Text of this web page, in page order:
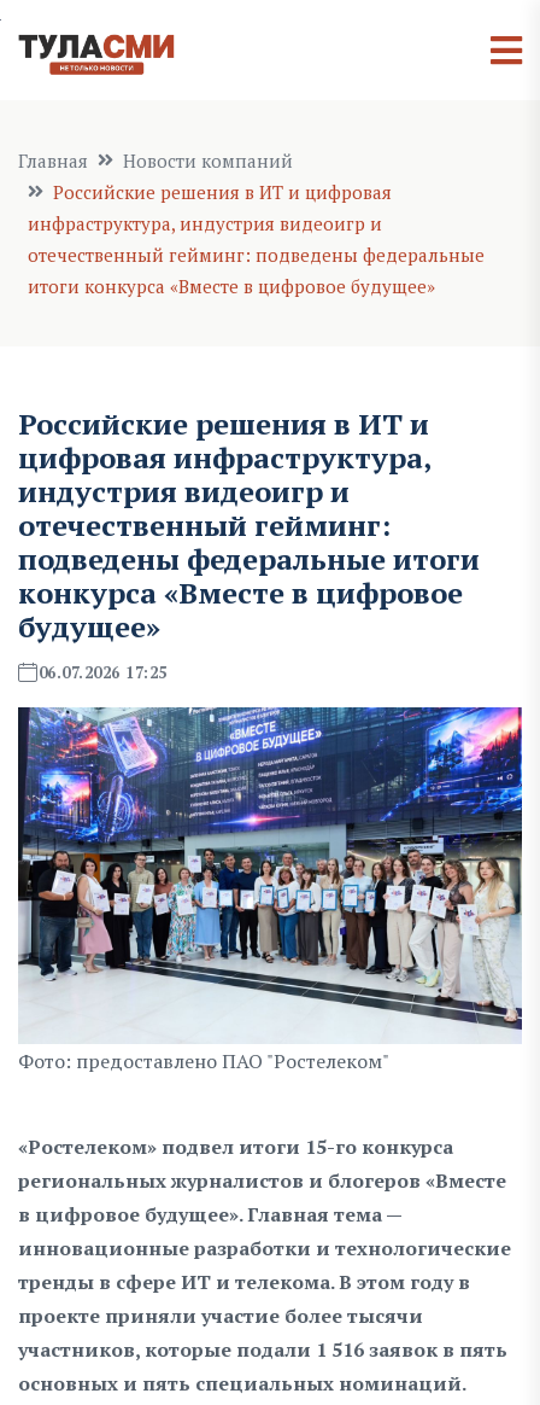
Главная
Новости компаний
Российские решения в ИТ и цифровая
инфраструктура, индустрия видеоигр и
отечественный гейминг: подведены федеральные
итоги конкурса «Вместе в цифровое будущее»
Российские решения в ИТ и
цифровая инфраструктура,
индустрия видеоигр и
отечественный гейминг:
подведены федеральные итоги
конкурса «Вместе в цифровое
будущее»
06.07.2026 17:25
Фото: предоставлено ПАО "Ростелеком"
«Ростелеком» подвел итоги 15-го конкурса
региональных журналистов и блогеров «Вместе
в цифровое будущее». Главная тема —
инновационные разработки и технологические
тренды в сфере ИТ и телекома. В этом году в
проекте приняли участие более тысячи
участников, которые подали 1 516 заявок в пять
основных и пять специальных номинаций.